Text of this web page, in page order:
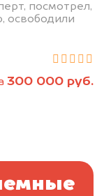
посмотрел,
освободили
300 000 руб.